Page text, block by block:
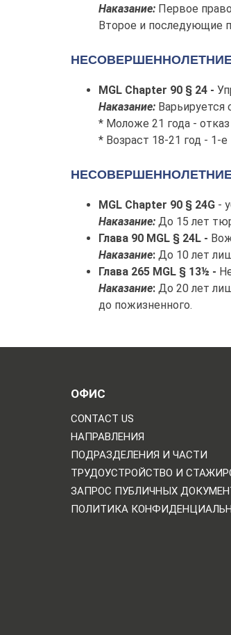
Наказание: Первое
Второе и последующие
MGL Chapter 90 § 24 -
Наказание:
* Моложе 21 года -
* Возраст 18-21 год -
MGL Chapter 90 § 24G -
Наказание: До 15 лет
Глава 90 MGL § 24L -
Наказание: До 10 лет
Глава 265 MGL § 13½ -
Наказание: До 20 лет
до пожизненного.
ОФИС
CONTACT US
НАПРАВЛЕНИЯ
ПОДРАЗДЕЛЕНИЯ И ЧАСТИ
ТРУДОУСТРОЙСТВО И
ЗАПРОС ПУБЛИЧНЫХ
ПОЛИТИКА